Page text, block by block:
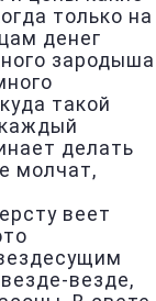
только на
денег
зародыша
такой
делать
молчат,
веет
везде,